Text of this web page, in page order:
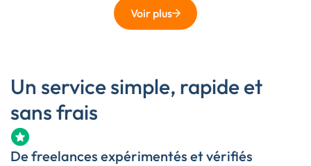
Voir plus
Un service simple, rapide et
sans frais
De freelances expérimentés et vérifiés